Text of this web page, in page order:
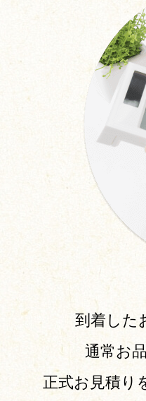
到着した
通常お
正式お見積り